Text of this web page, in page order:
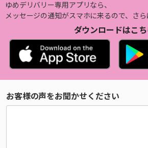
ゆめデリバリー専用アプリなら、
メッセージの通知がスマホに来るので、さら
ダウンロードはこち
お客様の声をお聞かせください